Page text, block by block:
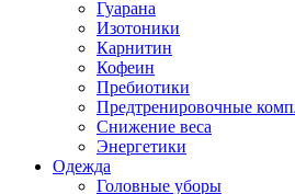
Гуарана
Изотоники
Карнитин
Кофеин
Пребиотики
Предтренировочные
Снижение веса
Энергетики
Одежда
Головные уборы